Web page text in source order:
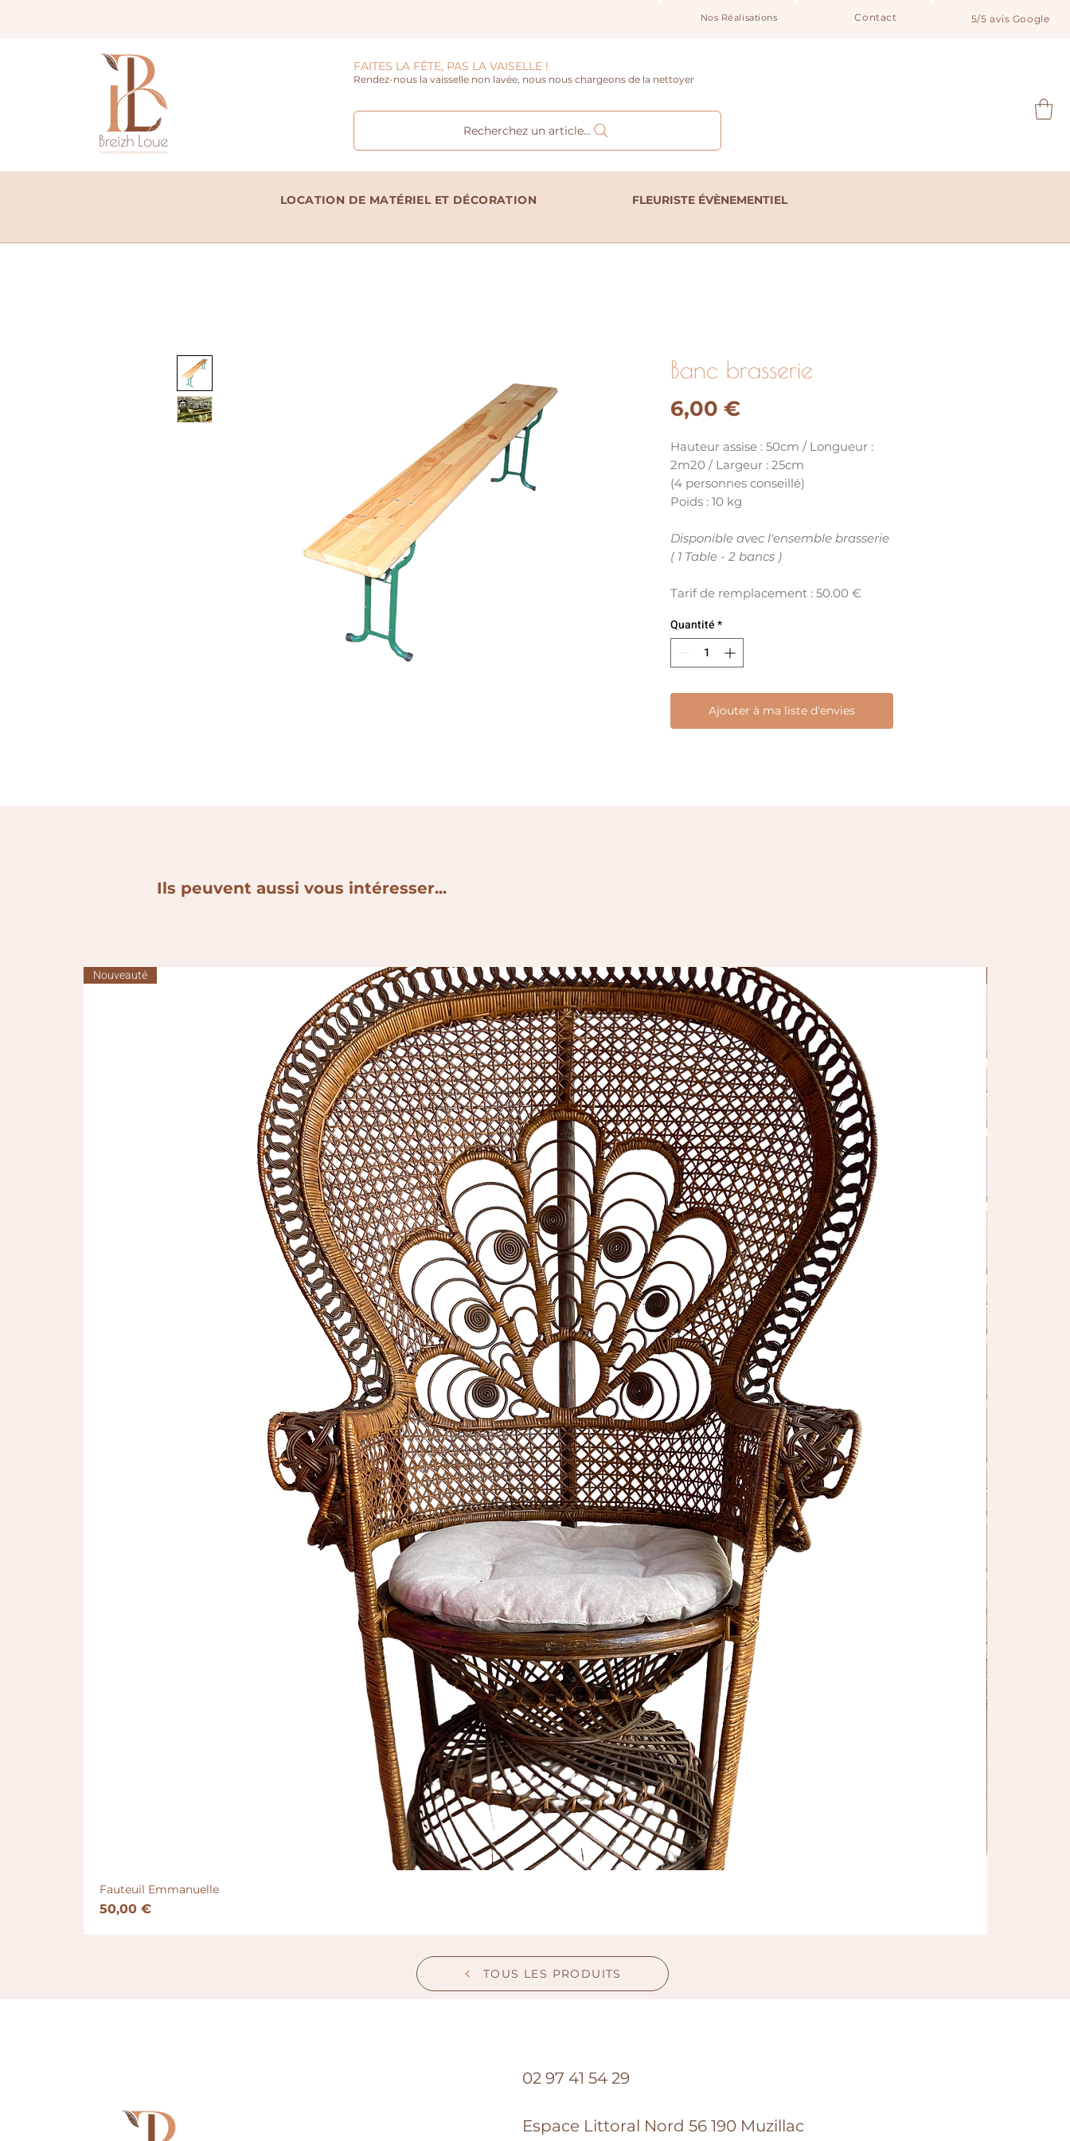
5/5 avis Google
Contact
Nos Réalisations
FAITES LA FÊTE, PAS LA VAISELLE !
Rendez-nous la vaisselle non lavée, nous nous chargeons de la nettoyer
Recherchez un article...
LOCATION DE MATÉRIEL ET DÉCORATION FLEURISTE ÉVÈNEMENTIEL
Banc brasserie
6,00 €Prix
Hauteur assise : 50cm / Longueur :
2m20 / Largeur : 25cm
(4 personnes conseillé)
Poids : 10 kg
Disponible avec l'ensemble brasserie
( 1 Table - 2 bancs )
Tarif de remplacement : 50.00 €
Quantité*
Ajouter à ma liste d'envies
Ils peuvent aussi vous intéresser...
Nouveauté
Fauteuil Emmanuelle
Prix
50,00 €
TOUS LES PRODUITS
02 97 41 54 29
Espace Littoral Nord 56 190 Muzillac​